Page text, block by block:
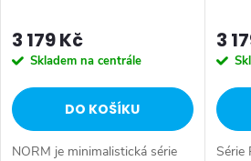
3 179 Kč
Skladem na centrále
DO KOŠÍKU
NORM je minimalistická série
3
Série